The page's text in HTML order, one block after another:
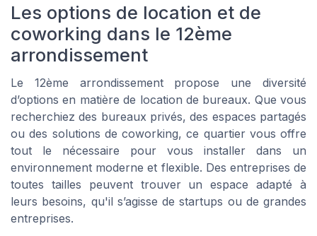
Les options de location et de
coworking dans le 12ème
arrondissement
Le 12ème arrondissement propose une diversité
d’options en matière de location de bureaux. Que vous
recherchiez des bureaux privés, des espaces partagés
ou des solutions de coworking, ce quartier vous offre
tout le nécessaire pour vous installer dans un
environnement moderne et flexible. Des entreprises de
toutes tailles peuvent trouver un espace adapté à
leurs besoins, qu'il s’agisse de startups ou de grandes
entreprises.